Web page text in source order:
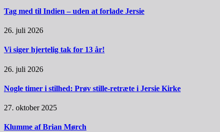
Tag med til Indien – uden at forlade Jersie
26. juli 2026
Vi siger hjertelig tak for 13 år!
26. juli 2026
Nogle timer i stilhed: Prøv stille-retræte i Jersie Kirke
27. oktober 2025
Klumme af Brian Mørch